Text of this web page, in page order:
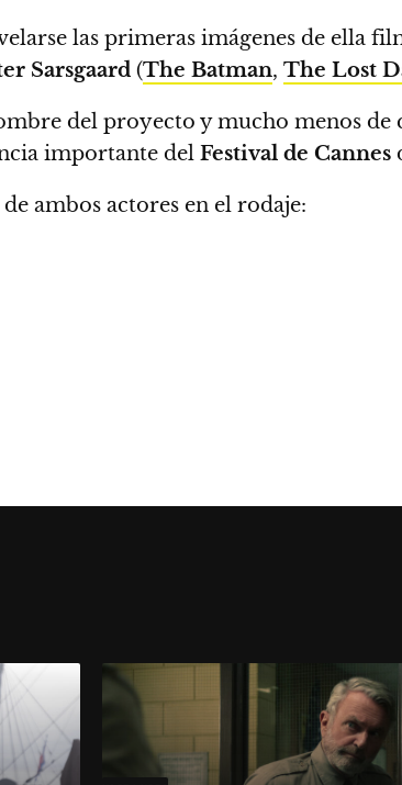
las primeras imágenes de ella
Sarsgaard (The Batman, The Lost
del proyecto y mucho menos
importante del Festival de Cannes
ambos actores en el rodaje: